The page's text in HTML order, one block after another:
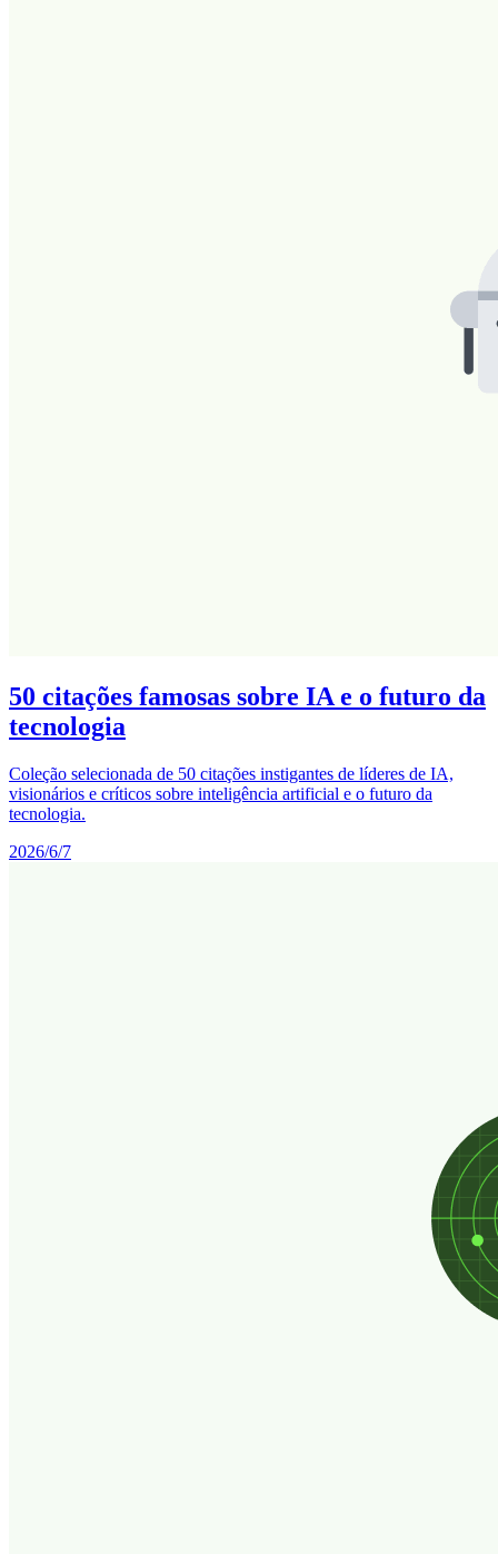
50 citações famosas sobre IA e o futuro da
tecnologia
Coleção selecionada de 50 citações instigantes de líderes de IA,
visionários e críticos sobre inteligência artificial e o futuro da
tecnologia.
2026/6/7